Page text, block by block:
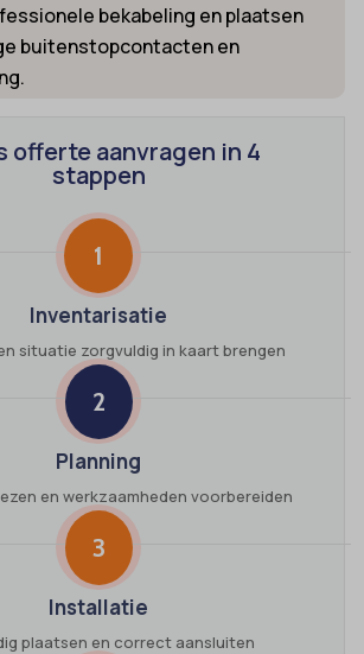
bekabeling en plaatsen
buitenstopcontacten en
offerte aanvragen in 4
stappen
1
Inventarisatie
situatie zorgvuldig in kaart brengen
2
Planning
en werkzaamheden voorbereiden
3
Installatie
plaatsen en correct aansluiten